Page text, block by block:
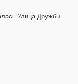
Улица Дружбы.